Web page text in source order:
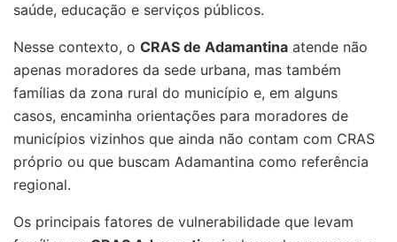
saúde, educação e serviços públicos.
Nesse contexto, o CRAS de Adamantina atende não
apenas moradores da sede urbana, mas também
famílias da zona rural do município e, em alguns
casos, encaminha orientações para moradores de
municípios vizinhos que ainda não contam com CRAS
próprio ou que buscam Adamantina como referência
regional.
Os principais fatores de vulnerabilidade que levam